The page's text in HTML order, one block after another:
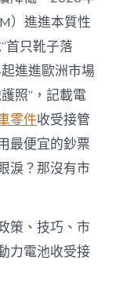
）進進本質性
首只靴子落
進進歐洲市場
照”，記載電
零件收受接管
最便宜的鈔票
淚？那沒有市
策、技巧、市
力電池收受接